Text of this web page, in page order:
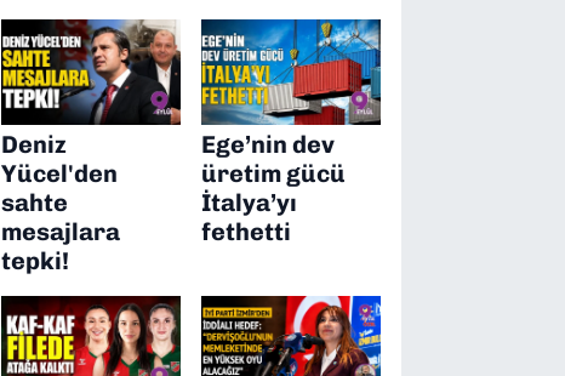
Deniz
Yücel'den
sahte
mesajlara
tepki!
Ege’nin dev
üretim gücü
İtalya’yı
fethetti